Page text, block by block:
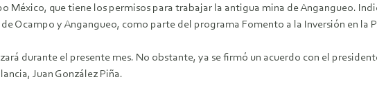
que tiene los permisos para trabajar la antigua mina de Angangueo.
Ocampo y Angangueo, como parte del programa Fomento a la Inversión en la
el presente mes. No obstante, ya se firmó un acuerdo con el
Juan González Piña.